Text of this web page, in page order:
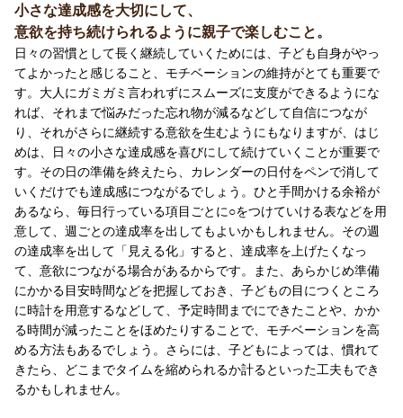
小さな達成感を大切にして、
意欲を持ち続けられるように親子で楽しむこと。
日々の習慣として長く継続していくためには、子ども自身がやっ
てよかったと感じること、モチベーションの維持がとても重要で
す。大人にガミガミ言われずにスムーズに支度ができるようにな
れば、それまで悩みだった忘れ物が減るなどして自信につなが
り、それがさらに継続する意欲を生むようにもなりますが、はじ
めは、日々の小さな達成感を喜びにして続けていくことが重要で
す。その日の準備を終えたら、カレンダーの日付をペンで消して
いくだけでも達成感につながるでしょう。ひと手間かける余裕が
あるなら、毎日行っている項目ごとに○をつけていける表などを用
意して、週ごとの達成率を出してもよいかもしれません。その週
の達成率を出して「見える化」すると、達成率を上げたくなっ
て、意欲につながる場合があるからです。また、あらかじめ準備
にかかる目安時間などを把握しておき、子どもの目につくところ
に時計を用意するなどして、予定時間までにできたことや、かか
る時間が減ったことをほめたりすることで、モチベーションを高
める方法もあるでしょう。さらには、子どもによっては、慣れて
きたら、どこまでタイムを縮められるか計るといった工夫もでき
るかもしれません。